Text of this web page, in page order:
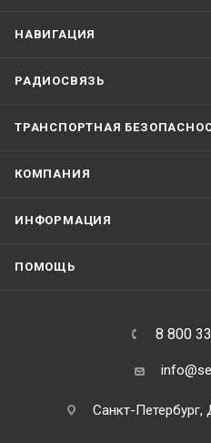
НАВИГАЦИЯ
РАДИОСВЯЗЬ
ТРАНСПОРТНАЯ
КОМПАНИЯ
ИНФОРМАЦИЯ
ПОМОЩЬ
8 800
Санкт-Петербург,